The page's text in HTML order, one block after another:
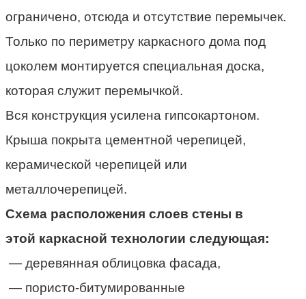
ограничено, отсюда и отсутствие перемычек.
Только по периметру каркасного дома под
цоколем монтируется специальная доска,
которая служит перемычкой.
Вся конструкция усилена гипсокартоном.
Крыша покрыта цементной черепицей,
керамической черепицей или
металлочерепицей.
Схема расположения слоев стены в
этой каркасной технологии следующая:
— деревянная облицовка фасада,
— пористо-битумированные